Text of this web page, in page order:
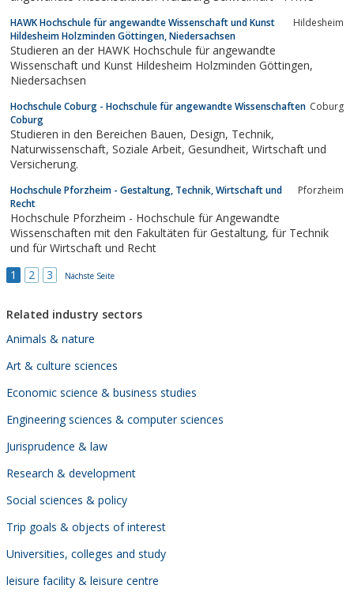
HAWK Hochschule für angewandte Wissenschaft und Kunst
Hildesheim Holzminden Göttingen, Niedersachsen
Hildesheim
Studieren an der HAWK Hochschule für angewandte
Wissenschaft und Kunst Hildesheim Holzminden Göttingen,
Niedersachsen
Hochschule Coburg - Hochschule für angewandte Wissenschaften
Coburg
Coburg
Studieren in den Bereichen Bauen, Design, Technik,
Naturwissenschaft, Soziale Arbeit, Gesundheit, Wirtschaft und
Versicherung.
Hochschule Pforzheim - Gestaltung, Technik, Wirtschaft und
Recht
Pforzheim
Hochschule Pforzheim - Hochschule für Angewandte
Wissenschaften mit den Fakultäten für Gestaltung, für Technik
und für Wirtschaft und Recht
1
2 3 Nächste Seite
Related industry sectors
Animals & nature
Art & culture sciences
Economic science & business studies
Engineering sciences & computer sciences
Jurisprudence & law
Research & development
Social sciences & policy
Trip goals & objects of interest
Universities, colleges and study
leisure facility & leisure centre